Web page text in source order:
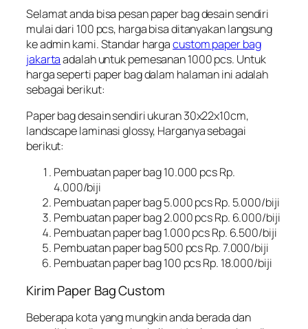
Selamat anda bisa pesan paper bag desain sendiri
mulai dari 100 pcs, harga bisa ditanyakan langsung
ke admin kami. Standar hargacustom paper bag
jakartaadalah untuk pemesanan 1000 pcs. Untuk
harga seperti paper bag dalam halaman ini adalah
sebagai berikut:
Paper bag desain sendiri ukuran 30x22x10cm,
landscape laminasi glossy, Harganya sebagai
berikut:
Pembuatan paper bag 10.000 pcs Rp.
4.000/biji
Pembuatan paper bag 5.000 pcs Rp. 5.000/biji
Pembuatan paper bag 2.000 pcs Rp. 6.000/biji
Pembuatan paper bag 1.000 pcs Rp. 6.500/biji
Pembuatan paper bag 500 pcs Rp. 7.000/biji
Pembuatan paper bag 100 pcs Rp. 18.000/biji
Kirim Paper Bag Custom
Beberapa kota yang mungkin anda berada dan